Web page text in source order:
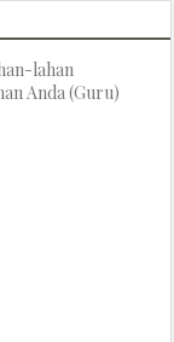
lahan
Anda (Guru)